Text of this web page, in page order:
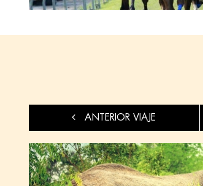
ANTERIOR VIAJE